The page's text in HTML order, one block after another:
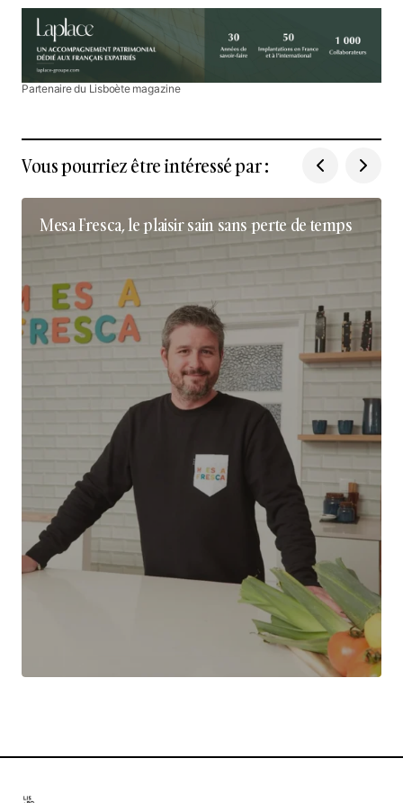
Partenaire du Lisboète magazine
Vous pourriez être intéressé par :
Mesa Fresca, le plaisir sain sans perte de temps